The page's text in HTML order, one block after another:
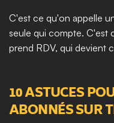
C'est ce qu'on appelle
seule qui compte. C'est
prend RDV, qui devient
10 ASTUCES
ABONNÉS SUR